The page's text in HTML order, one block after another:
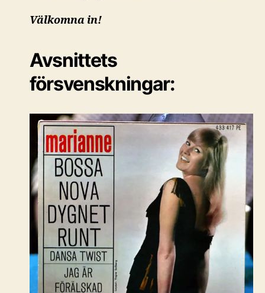
Välkomna in!
Avsnittets
försvenskningar: